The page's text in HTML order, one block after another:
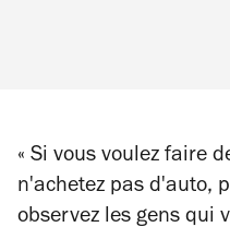
« Si vous voulez faire
n'achetez pas d'auto,
observez les gens qui